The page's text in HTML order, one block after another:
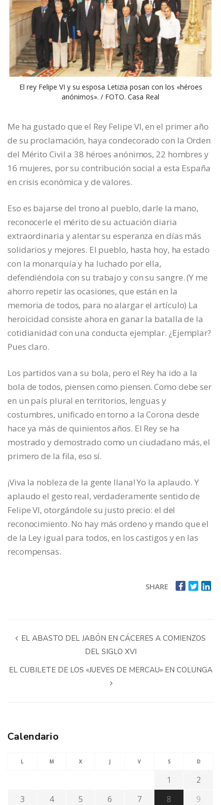
El rey Felipe VI y su esposa Letizia posan con los «héroes
anónimos». / FOTO. Casa Real
Me ha gustado que el Rey Felipe VI, en el primer año
de su proclamación, haya condecorado con la Orden
del Mérito Civil a 38 héroes anónimos, 22 hombres y
16 mujeres, por su contribución social a esta España
en crisis económica y de valores.
Eso es bajarse del trono al pueblo, darle la mano,
reconocerle el mérito de su actuación diaria
extraordinaria y alentar su esperanza en días más
solidarios y mejores. El pueblo, hasta hoy, ha estado
con la monarquía y ha luchado por ella,
defendiéndola con su trabajo y con su sangre. (Y me
ahorro repetir las ocasiones, que están en la
memoria de todos, para no alargar el artículo) La
heroicidad consiste ahora en ganar la batalla de la
cotidianidad con una conducta ejemplar. ¿Ejemplar?
Pues claro.
Los partidos van a su bola, pero el Rey ha ido a la
bola de todos, piensen como piensen. Como debe ser
en un país plural en territorios, lenguas y
costumbres, unificado en torno a la Corona desde
hace ya más de quinientos años. El Rey se ha
mostrado y demostrado como un ciudadano más, el
primero de la fila, eso sí.
¡Viva la nobleza de la gente llana! Yo la aplaudo. Y
aplaudo el gesto real, verdaderamente sentido de
Felipe VI, otorgándole su justo precio: el del
reconocimiento. No hay más ordeno y mando que el
de la Ley igual para todos, en los castigos y en las
recompensas.
SHARE
EL ABASTO DEL JABÓN EN CÁCERES A COMIENZOS
DEL SIGLO XVI
EL CUBILETE DE LOS «JUEVES DE MERCAU» EN COLUNGA
Calendario
L M X J V S D
1
2
3
4 5 6 7 8 9